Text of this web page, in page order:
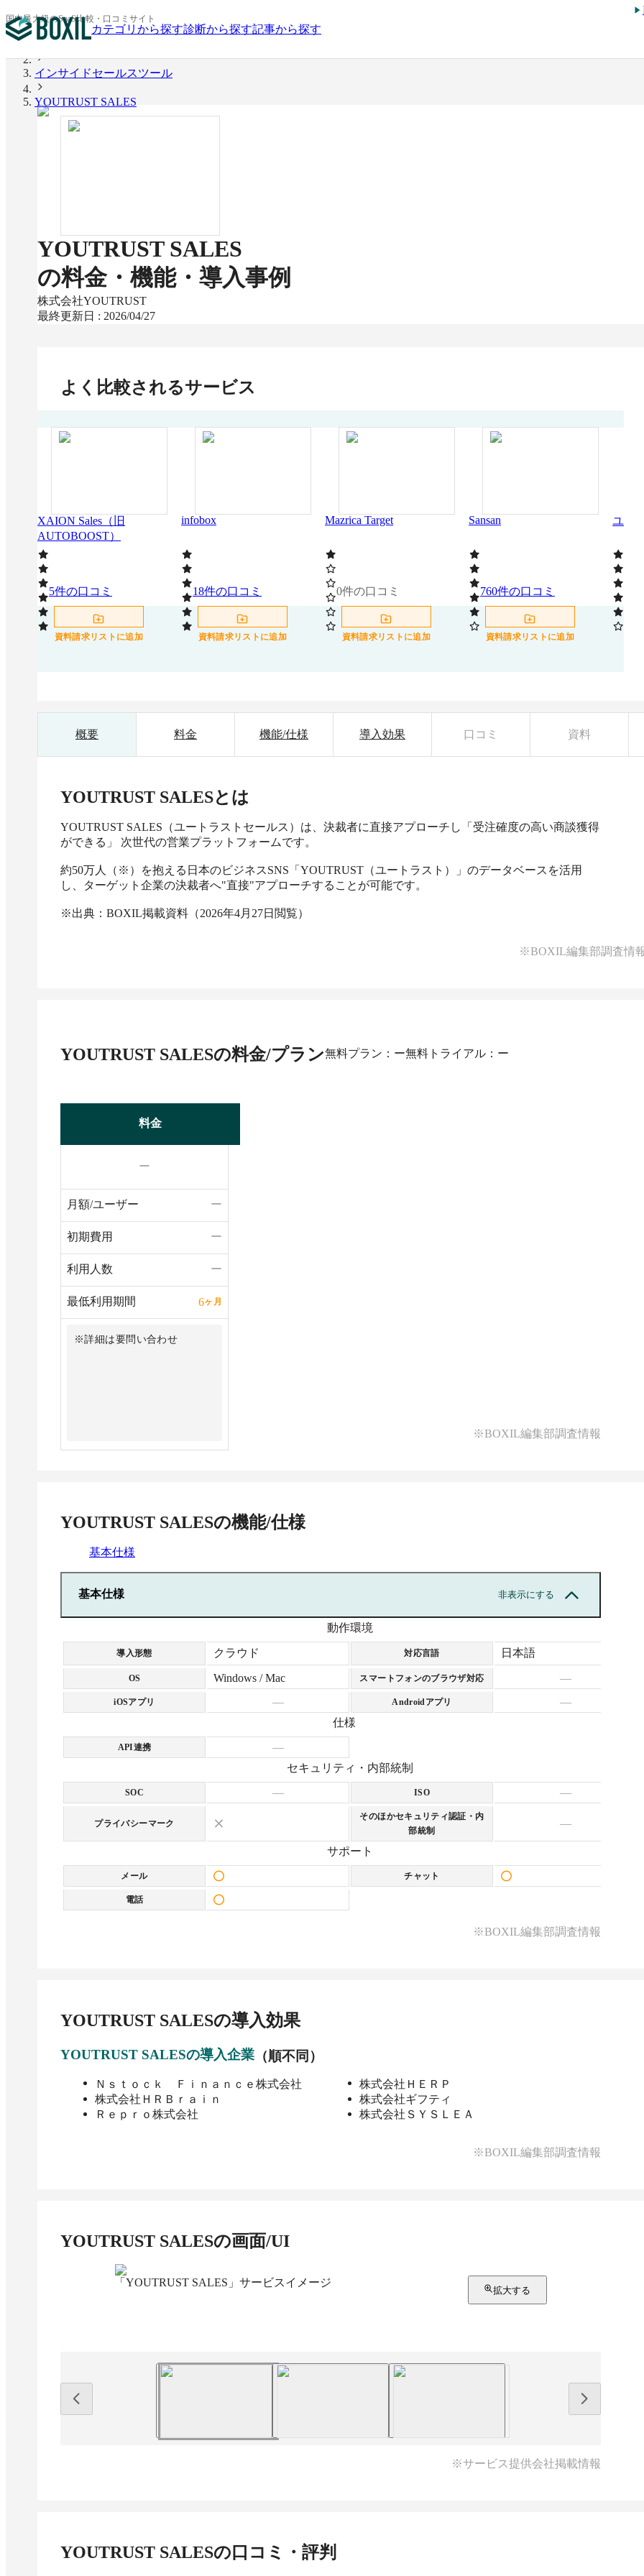
国内最大級のSaaS比較・口コミサイト
カテゴリから探す診断から探す記事から探す
インサイドセールスツール
YOUTRUST SALES
YOUTRUST SALES
の料金・機能・導入事例
株式会社YOUTRUST
最終更新日 : 2026/04/27
よく比較されるサービス
XAION Sales（旧
AUTOBOOST）
5件の口コミ
資料請求リストに追加
infobox
18件の口コミ
資料請求リストに追加
Mazrica Target
0件の口コミ
資料請求リストに追加
Sansan
760件の口コミ
資料請求リストに追加
ユー
概要 料金 機能/仕様 導入効果 口コミ 資料
YOUTRUST SALESとは
YOUTRUST SALES（ユートラストセールス）は、決裁者に直接アプローチし「受注確度の高い商談獲得
ができる」 次世代の営業プラットフォームです。
約50万人（※）を抱える日本のビジネスSNS「YOUTRUST（ユートラスト）」のデータベースを活用
し、ターゲット企業の決裁者へ"直接"アプローチすることが可能です。
※出典：BOXIL掲載資料（2026年4月27日閲覧）
※BOXIL編集部調査情
YOUTRUST SALESの料金/プラン無料プラン：ー無料トライアル：ー
料金
ー
月額/ユーザー ー
初期費用 ー
利用人数 ー
最低利用期間 6ヶ月
※詳細は要問い合わせ
※BOXIL編集部調査情報
YOUTRUST SALESの機能/仕様
基本仕様
基本仕様 非表示にする
動作環境
導入形態 クラウド 対応言語 日本語
OS Windows / Mac スマートフォンのブラウザ対応 —
iOSアプリ — Androidアプリ
—
仕様
API連携
—
セキュリティ・内部統制
SOC — ISO —
プライバシーマーク
そのほかセキュリティ認証・内
部統制
—
サポート
メール チャット
電話
※BOXIL編集部調査情報
YOUTRUST SALESの導入効果
YOUTRUST SALESの導入企業 （順不同）
Ｎｓｔｏｃｋ Ｆｉｎａｎｃｅ株式会社
株式会社ＨＲＢｒａｉｎ
Ｒｅｐｒｏ株式会社
株式会社ＨＥＲＰ
株式会社ギフティ
株式会社ＳＹＳＬＥＡ
※BOXIL編集部調査情報
YOUTRUST SALESの画面/UI
「YOUTRUST SALES」サービスイメージ
拡大する
※サービス提供会社掲載情報
YOUTRUST SALESの口コミ・評判